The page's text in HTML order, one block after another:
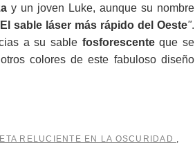
y un joven Luke, aunque su nombre
El sable láser más rápido del Oeste".
a su sable fosforescenteque se
colores de este fabuloso diseño
RELUCIENTE EN LA OSCURIDAD ,